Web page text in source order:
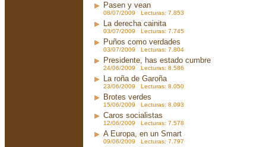
Pasen y vean
08/07/2009 Lecturas: 7.853
La derecha cainita
03/07/2009 Lecturas: 7.745
Puños como verdades
03/07/2009 Lecturas: 7.804
Presidente, has estado cumbre
24/06/2009 Lecturas: 8.586
La roña de Garoña
23/06/2009 Lecturas: 8.050
Brotes verdes
15/06/2009 Lecturas: 8.093
Caros socialistas
12/06/2009 Lecturas: 7.578
A Europa, en un Smart
09/06/2009 Lecturas: 7.797